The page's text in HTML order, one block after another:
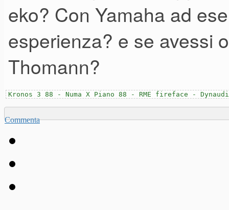
eko? Con Yamaha ad
esperienza? e se avessi
Thomann?
Kronos 3 88 - Numa X Piano 88 - RME fireface -
Commenta